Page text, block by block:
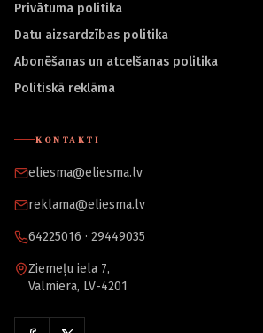
Privātuma politika
Datu aizsardzības politika
Abonēšanas un atcelšanas politika
Politiskā reklāma
KONTAKTI
eliesma@eliesma.lv
reklama@eliesma.lv
64225016 · 29449035
Ziemeļu iela 7,
Valmiera, LV-4201